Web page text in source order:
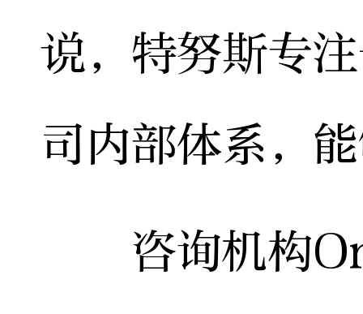
说，特努斯专
司内部体系，
咨询机构